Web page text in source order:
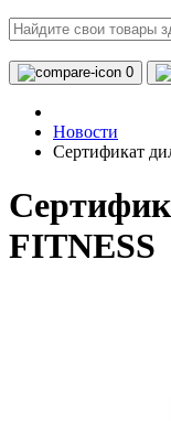
0
Новости
Сертификат
FITNESS